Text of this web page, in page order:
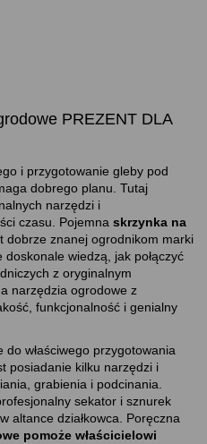
PREZENT DLA
i przygotowanie gleby pod
dobrego planu. Tutaj
narzędzi i
czasu. Pojemna skrzynka na
dobrze znanej ogrodnikom marki
wiedzą, jak połączyć
z oryginalnym
narzędzia ogrodowe z
funkcjonalność i genialny
właściwego przygotowania
posiadanie kilku narzędzi i
grabienia i podcinania.
sekator i sznurek
altance działkowca. Poręczna
pomoże właścicielowi